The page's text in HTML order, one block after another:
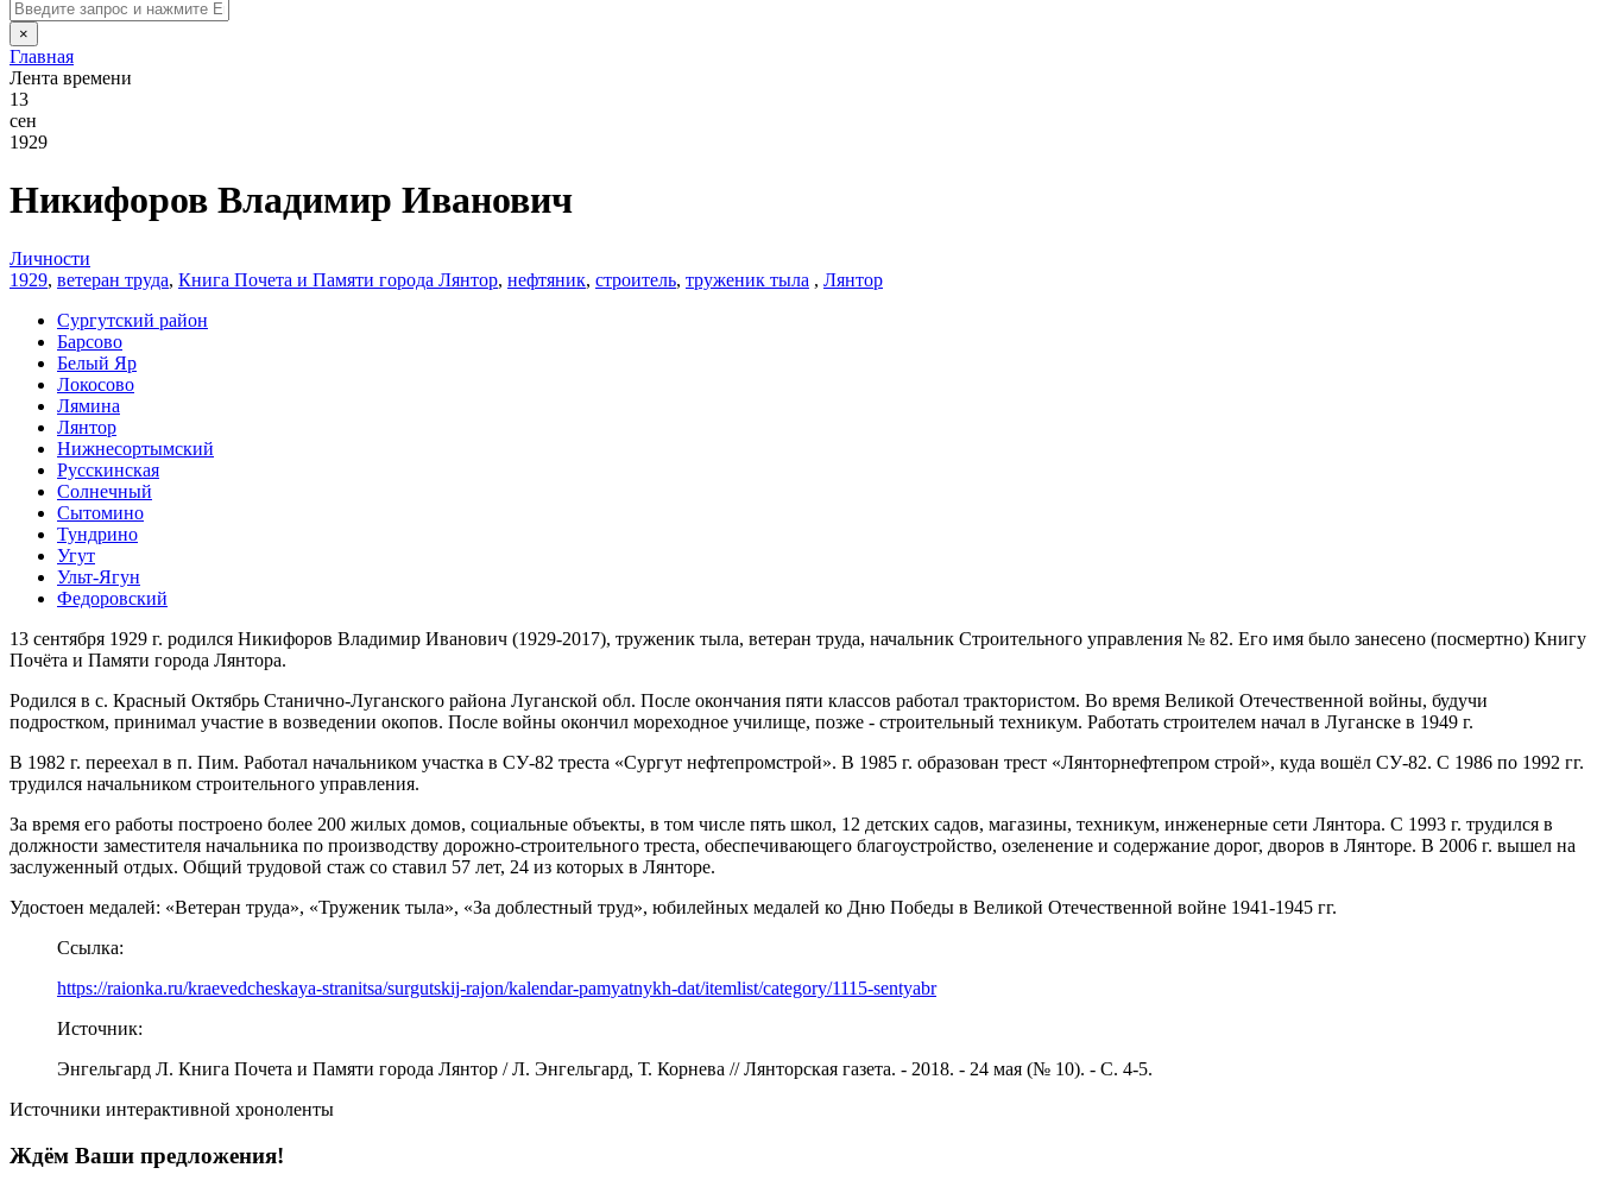
×
Главная
Лента времени
13
сен
1929
Никифоров Владимир Иванович
Личности
1929, ветеран труда, Книга Почета и Памяти города Лянтор, нефтяник, строитель, труженик тыла , Лянтор
Сургутский район
Барсово
Белый Яр
Локосово
Лямина
Лянтор
Нижнесортымский
Русскинская
Солнечный
Сытомино
Тундрино
Угут
Ульт-Ягун
Федоровский
13 сентября 1929 г. родился Никифоров Владимир Иванович (1929-2017), труженик тыла, ветеран труда, начальник Строительного управления № 82. Его имя было занесено (посмертно) Книгу
Почёта и Памяти города Лянтора.
Родился в с. Красный Октябрь Станично-Луганского района Луганской обл. После окончания пяти классов работал трактористом. Во время Великой Отечественной войны, будучи
подростком, принимал участие в возведении окопов. После войны окончил мореходное училище, позже - строительный техникум. Работать строителем начал в Луганске в 1949 г.
В 1982 г. переехал в п. Пим. Работал начальником участка в СУ-82 треста «Сургут нефтепромстрой». В 1985 г. образован трест «Лянторнефтепром строй», куда вошёл СУ-82. С 1986 по 1992 гг.
трудился начальником строительного управления.
За время его работы построено более 200 жилых домов, социальные объекты, в том числе пять школ, 12 детских садов, магазины, техникум, инженерные сети Лянтора. С 1993 г. трудился в
должности заместителя начальника по производству дорожно-строительного треста, обеспечивающего благоустройство, озеленение и содержание дорог, дворов в Лянторе. В 2006 г. вышел на
заслуженный отдых. Общий трудовой стаж со ставил 57 лет, 24 из которых в Лянторе.
Удостоен медалей: «Ветеран труда», «Труженик тыла», «За доблестный труд», юбилейных медалей ко Дню Победы в Великой Отечественной войне 1941-1945 гг.
Ссылка:
https://raionka.ru/kraevedcheskaya-stranitsa/surgutskij-rajon/kalendar-pamyatnykh-dat/itemlist/category/1115-sentyabr
Источник:
Энгельгард Л. Книга Почета и Памяти города Лянтор / Л. Энгельгард, Т. Корнева // Лянторская газета. - 2018. - 24 мая (№ 10). - С. 4-5.
Источники интерактивной хроноленты
Ждём Ваши предложения!